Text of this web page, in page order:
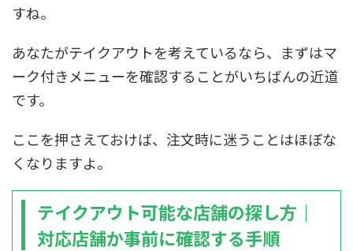
すね。
あなたがテイクアウトを考えているなら、まずはマ
ーク付きメニューを確認することがいちばんの近道
です。
ここを押さえておけば、注文時に迷うことはほぼな
くなりますよ。
テイクアウト可能な店舗の探し方｜
対応店舗か事前に確認する手順